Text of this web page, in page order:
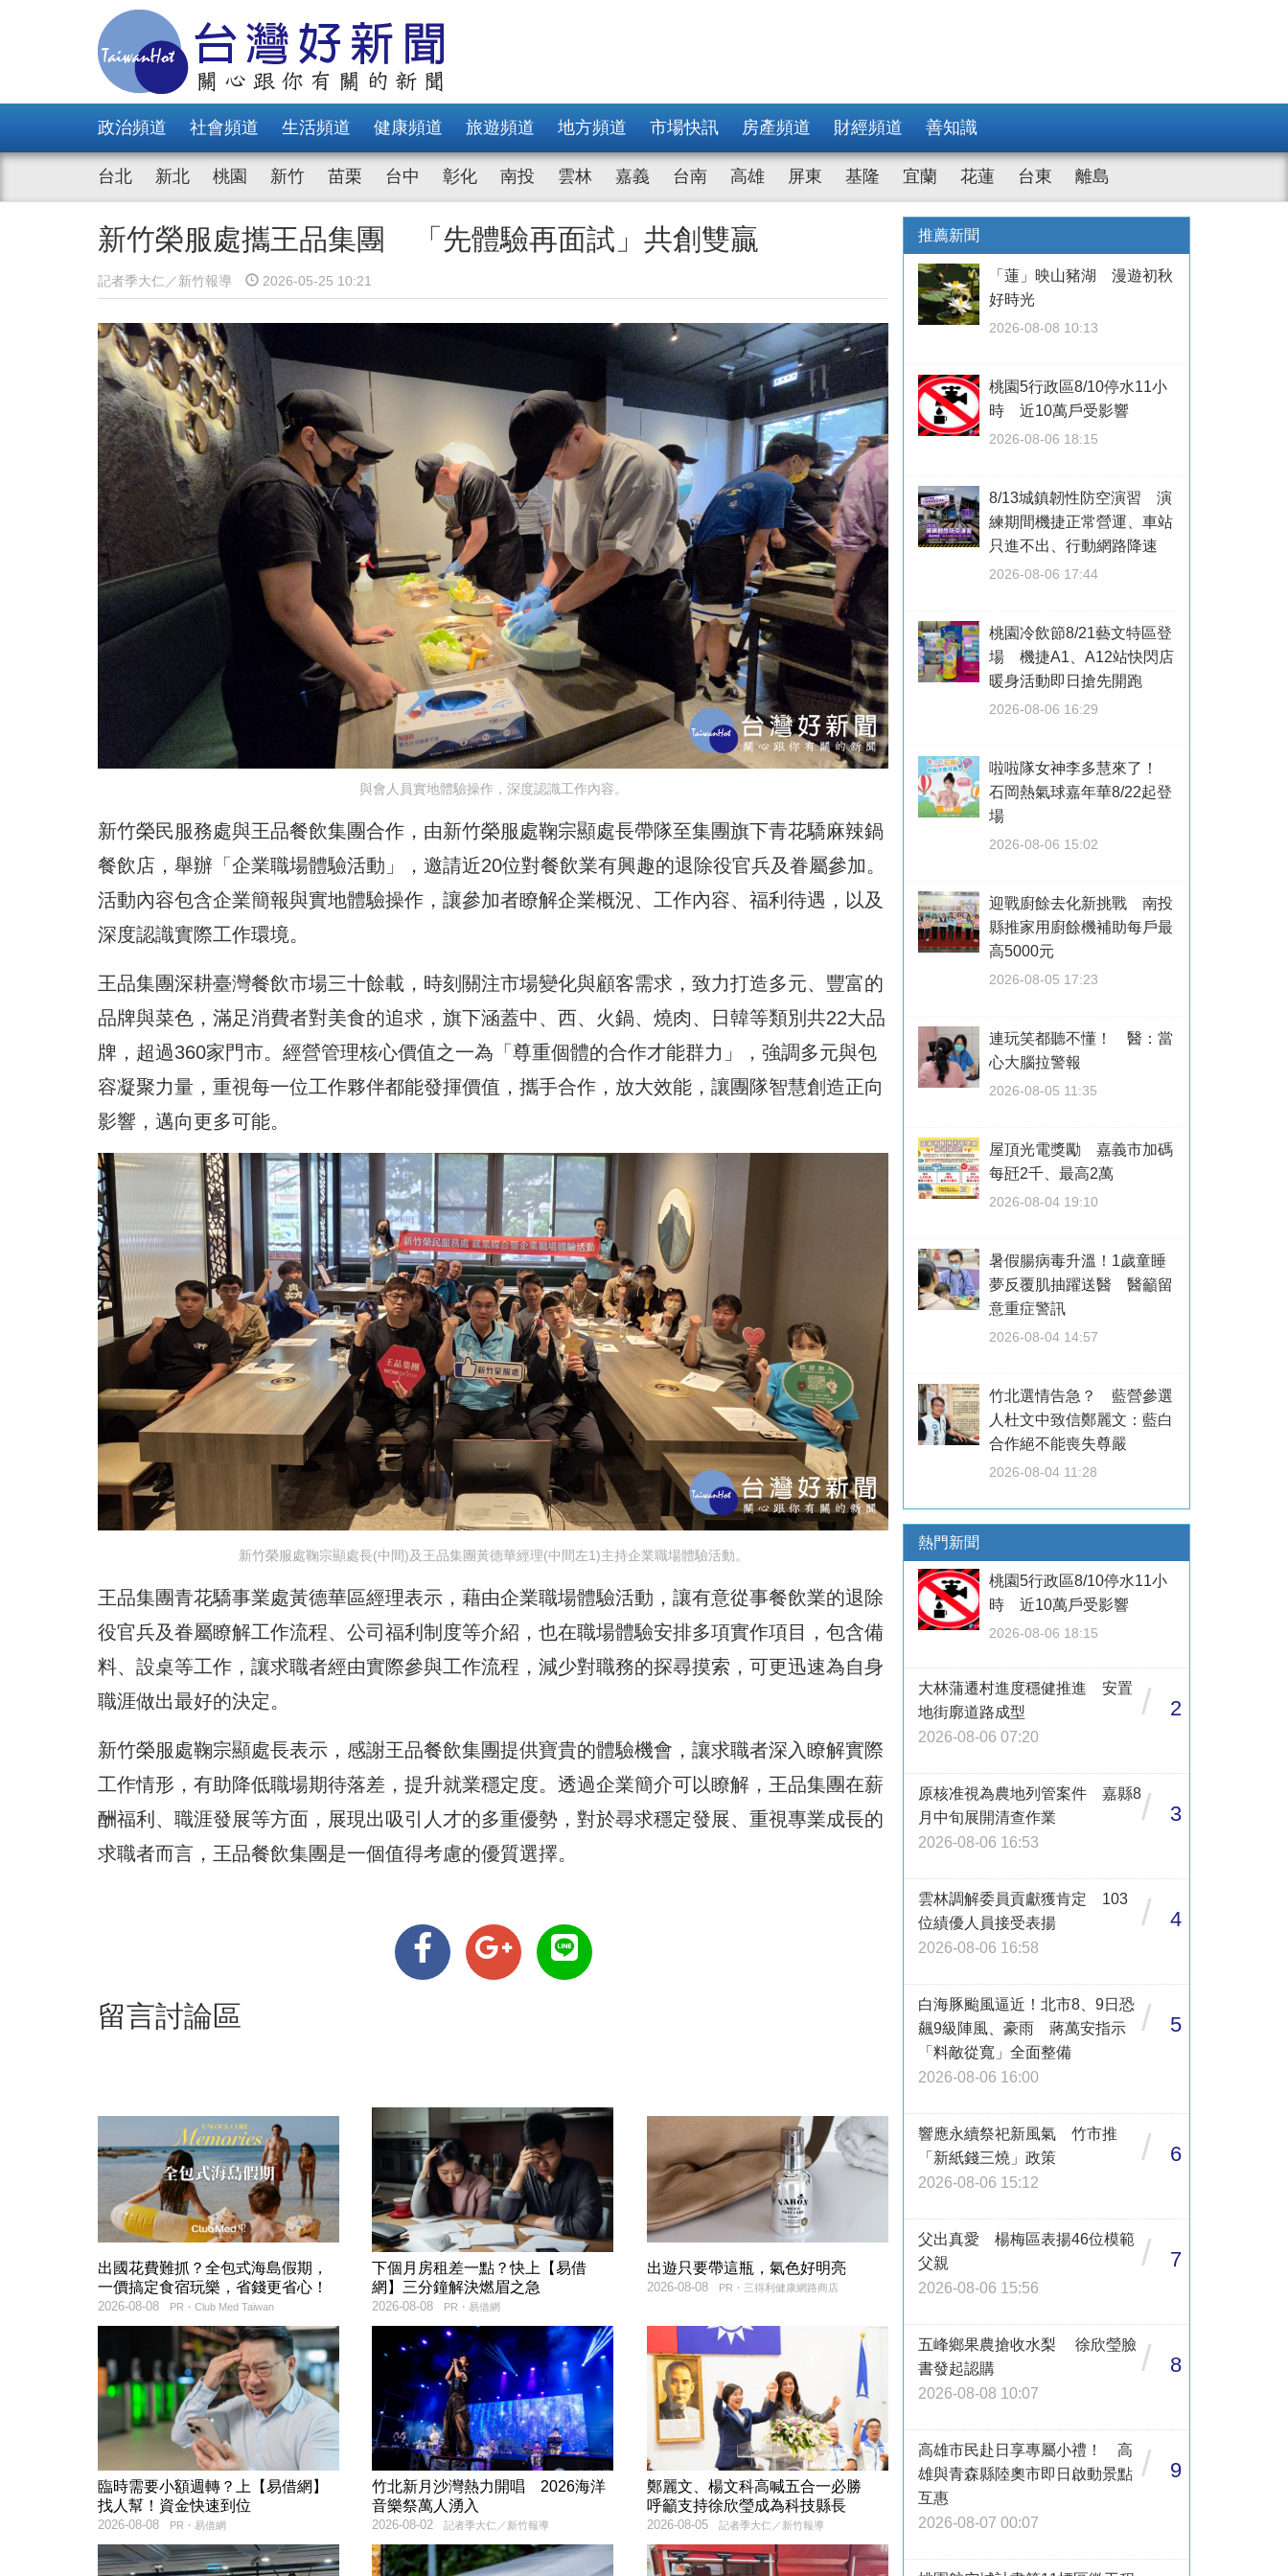
政治頻道 社會頻道 生活頻道 健康頻道 旅遊頻道 地方頻道 市場快訊 房產頻道 財經頻道 善知識
台北 新北 桃園 新竹 苗栗 台中 彰化 南投 雲林 嘉義 台南 高雄 屏東 基隆 宜蘭 花蓮 台東 離島
新竹榮服處攜王品集團 「先體驗再面試」共創雙贏
記者季大仁／新竹報導 2026-05-25 10:21
與會人員實地體驗操作，深度認識工作內容。
新竹榮民服務處與王品餐飲集團合作，由新竹榮服處鞠宗顯處長帶隊至集團旗下青花驕麻辣鍋
餐飲店，舉辦「企業職場體驗活動」，邀請近20位對餐飲業有興趣的退除役官兵及眷屬參加。
活動內容包含企業簡報與實地體驗操作，讓參加者瞭解企業概況、工作內容、福利待遇，以及
深度認識實際工作環境。
王品集團深耕臺灣餐飲市場三十餘載，時刻關注市場變化與顧客需求，致力打造多元、豐富的
品牌與菜色，滿足消費者對美食的追求，旗下涵蓋中、西、火鍋、燒肉、日韓等類別共22大品
牌，超過360家門市。經營管理核心價值之一為「尊重個體的合作才能群力」，強調多元與包
容凝聚力量，重視每一位工作夥伴都能發揮價值，攜手合作，放大效能，讓團隊智慧創造正向
影響，邁向更多可能。
新竹榮服處鞠宗顯處長(中間)及王品集團黃德華經理(中間左1)主持企業職場體驗活動。
王品集團青花驕事業處黃德華區經理表示，藉由企業職場體驗活動，讓有意從事餐飲業的退除
役官兵及眷屬瞭解工作流程、公司福利制度等介紹，也在職場體驗安排多項實作項目，包含備
料、設桌等工作，讓求職者經由實際參與工作流程，減少對職務的探尋摸索，可更迅速為自身
職涯做出最好的決定。
新竹榮服處鞠宗顯處長表示，感謝王品餐飲集團提供寶貴的體驗機會，讓求職者深入瞭解實際
工作情形，有助降低職場期待落差，提升就業穩定度。透過企業簡介可以瞭解，王品集團在薪
酬福利、職涯發展等方面，展現出吸引人才的多重優勢，對於尋求穩定發展、重視專業成長的
求職者而言，王品餐飲集團是一個值得考慮的優質選擇。
留言討論區
出國花費難抓？全包式海島假期，
一價搞定食宿玩樂，省錢更省心！
PR・Club Med Taiwan
2026-08-08
下個月房租差一點？快上【易借
網】三分鐘解決燃眉之急
PR・易借網
2026-08-08
出遊只要帶這瓶，氣色好明亮
PR・三得利健康網路商店
2026-08-08
臨時需要小額週轉？上【易借網】
找人幫！資金快速到位
PR・易借網
2026-08-08
竹北新月沙灣熱力開唱 2026海洋
音樂祭萬人湧入
記者季大仁／新竹報導
2026-08-02
鄭麗文、楊文科高喊五合一必勝
呼籲支持徐欣瑩成為科技縣長
記者季大仁／新竹報導
2026-08-05
推薦新聞
「蓮」映山豬湖 漫遊初秋
好時光
2026-08-08 10:13
桃園5行政區8/10停水11小
時 近10萬戶受影響
2026-08-06 18:15
8/13城鎮韌性防空演習 演
練期間機捷正常營運、車站
只進不出、行動網路降速
2026-08-06 17:44
桃園冷飲節8/21藝文特區登
場 機捷A1、A12站快閃店
暖身活動即日搶先開跑
2026-08-06 16:29
啦啦隊女神李多慧來了！
石岡熱氣球嘉年華8/22起登
場
2026-08-06 15:02
迎戰廚餘去化新挑戰 南投
縣推家用廚餘機補助每戶最
高5000元
2026-08-05 17:23
連玩笑都聽不懂！ 醫：當
心大腦拉警報
2026-08-05 11:35
屋頂光電獎勵 嘉義市加碼
每瓩2千、最高2萬
2026-08-04 19:10
暑假腸病毒升溫！1歲童睡
夢反覆肌抽躍送醫 醫籲留
意重症警訊
2026-08-04 14:57
竹北選情告急？ 藍營參選
人杜文中致信鄭麗文：藍白
合作絕不能喪失尊嚴
2026-08-04 11:28
熱門新聞
桃園5行政區8/10停水11小
時 近10萬戶受影響
2026-08-06 18:15
大林蒲遷村進度穩健推進 安置
地街廓道路成型
2026-08-06 07:20
/ 2
原核准視為農地列管案件 嘉縣8
月中旬展開清查作業
2026-08-06 16:53
/ 3
雲林調解委員貢獻獲肯定 103
位績優人員接受表揚
2026-08-06 16:58
/ 4
白海豚颱風逼近！北市8、9日恐
飆9級陣風、豪雨 蔣萬安指示
「料敵從寬」全面整備
2026-08-06 16:00
/ 5
響應永續祭祀新風氣 竹市推
「新紙錢三燒」政策
2026-08-06 15:12
/ 6
父出真愛 楊梅區表揚46位模範
父親
2026-08-06 15:56
/ 7
五峰鄉果農搶收水梨 徐欣瑩臉
書發起認購
2026-08-08 10:07
/ 8
高雄市民赴日享專屬小禮！ 高
雄與青森縣陸奧市即日啟動景點
互惠
2026-08-07 00:07
/ 9